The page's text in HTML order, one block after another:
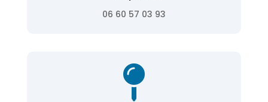
06 60 57 03 93
